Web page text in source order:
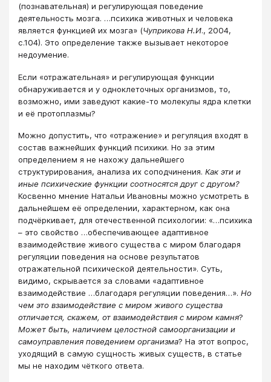
(познавательная) и регулирующая поведение
деятельность мозга. …психика животных и человека
является функцией их мозга» (Чуприкова Н.И., 2004,
с.104). Это определение также вызывает некоторое
недоумение.
Если «отражательная» и регулирующая функции
обнаруживается и у одноклеточных организмов, то,
возможно, ими заведуют какие-то молекулы ядра клетки
и её протоплазмы?
Можно допустить, что «отражение» и регуляция входят в
состав важнейших функций психики. Но за этим
определением я не нахожу дальнейшего
структурирования, анализа их соподчинения. Как эти и
иные психические функции соотносятся друг с другом?
Косвенно мнение Натальи Ивановны можно усмотреть в
дальнейшем её определении, характерном, как она
подчёркивает, для отечественной психологии: «…психика
– это свойство …обеспечивающее адаптивное
взаимодействие живого существа с миром благодаря
регуляции поведения на основе результатов
отражательной психической деятельности». Суть,
видимо, скрывается за словами «адаптивное
взаимодействие …благодаря регуляции поведения…». Но
чем это взаимодействие с миром живого существа
отличается, скажем, от взаимодействия с миром камня?
Может быть, наличием целостной самоорганизации и
самоуправления поведением организма? На этот вопрос,
уходящий в самую сущность живых существ, в статье
мы не находим чёткого ответа.